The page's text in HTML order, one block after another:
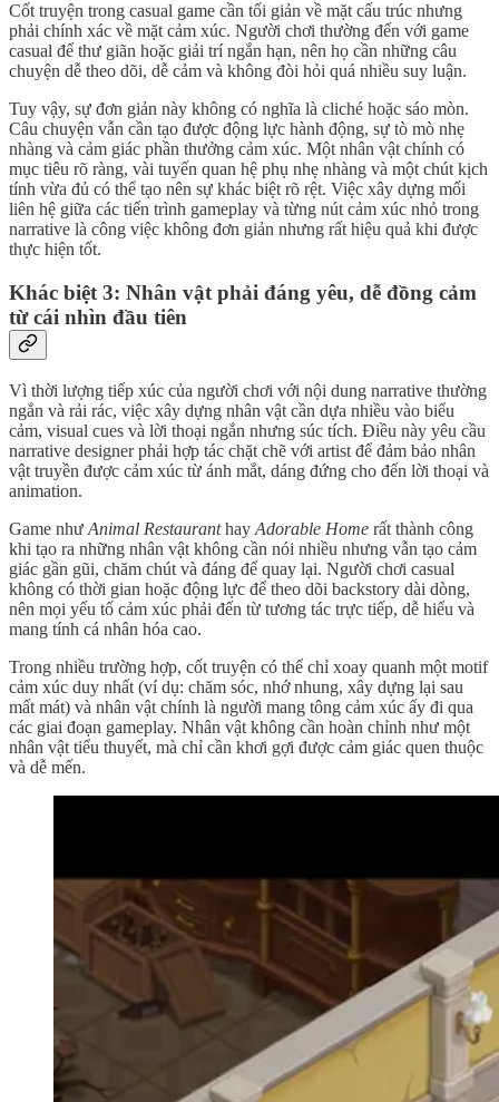
Cốt truyện trong casual game cần tối giản về mặt cấu trúc nhưng
phải chính xác về mặt cảm xúc. Người chơi thường đến với game
casual để thư giãn hoặc giải trí ngắn hạn, nên họ cần những câu
chuyện dễ theo dõi, dễ cảm và không đòi hỏi quá nhiều suy luận.
Tuy vậy, sự đơn giản này không có nghĩa là cliché hoặc sáo mòn.
Câu chuyện vẫn cần tạo được động lực hành động, sự tò mò nhẹ
nhàng và cảm giác phần thưởng cảm xúc. Một nhân vật chính có
mục tiêu rõ ràng, vài tuyến quan hệ phụ nhẹ nhàng và một chút kịch
tính vừa đủ có thể tạo nên sự khác biệt rõ rệt. Việc xây dựng mối
liên hệ giữa các tiến trình gameplay và từng nút cảm xúc nhỏ trong
narrative là công việc không đơn giản nhưng rất hiệu quả khi được
thực hiện tốt.
Khác biệt 3: Nhân vật phải đáng yêu, dễ đồng cảm
từ cái nhìn đầu tiên
Vì thời lượng tiếp xúc của người chơi với nội dung narrative thường
ngắn và rải rác, việc xây dựng nhân vật cần dựa nhiều vào biểu
cảm, visual cues và lời thoại ngắn nhưng súc tích. Điều này yêu cầu
narrative designer phải hợp tác chặt chẽ với artist để đảm bảo nhân
vật truyền được cảm xúc từ ánh mắt, dáng đứng cho đến lời thoại và
animation.
Game như Animal Restauranthay Adorable Home rất thành công
khi tạo ra những nhân vật không cần nói nhiều nhưng vẫn tạo cảm
giác gần gũi, chăm chút và đáng để quay lại. Người chơi casual
không có thời gian hoặc động lực để theo dõi backstory dài dòng,
nên mọi yếu tố cảm xúc phải đến từ tương tác trực tiếp, dễ hiểu và
mang tính cá nhân hóa cao.
Trong nhiều trường hợp, cốt truyện có thể chỉ xoay quanh một motif
cảm xúc duy nhất (ví dụ: chăm sóc, nhớ nhung, xây dựng lại sau
mất mát) và nhân vật chính là người mang tông cảm xúc ấy đi qua
các giai đoạn gameplay. Nhân vật không cần hoàn chỉnh như một
nhân vật tiểu thuyết, mà chỉ cần khơi gợi được cảm giác quen thuộc
và dễ mến.